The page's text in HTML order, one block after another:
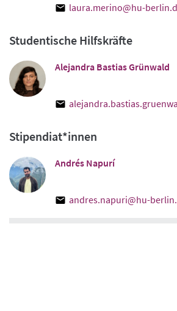
laura.merino@hu-
Studentische Hilfskräfte
Alejandra Bastias Grünwald
Stipendiat*innen
Andrés Napurí
andres.napuri@hu-